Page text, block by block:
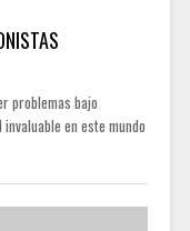
problemas bajo
en este mundo